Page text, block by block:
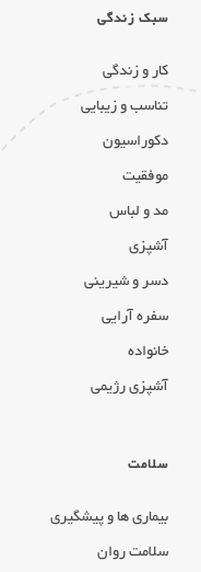
سبک زندگی
کار و زندگی
تناسب و زیبایی
دکوراسیون
موفقیت
مد و لباس
آشپزی
دسر و شیرینی
سفره آرایی
خانواده
آشپزی رژیمی
سلامت
بیماری ها و پیشگیری
سلامت روان